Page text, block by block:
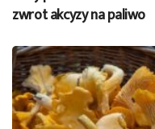
zwrot akcyzy na paliwo